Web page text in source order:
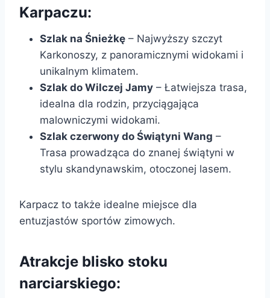
Karpaczu:
Szlak na Śnieżkę – Najwyższy szczyt
Karkonoszy, z panoramicznymi widokami i
unikalnym klimatem.
Szlak do Wilczej Jamy – Łatwiejsza trasa,
idealna dla rodzin, przyciągająca
malowniczymi widokami.
Szlak czerwony do Świątyni Wang –
Trasa prowadząca do znanej świątyni w
stylu skandynawskim, otoczonej lasem.
Karpacz to także idealne miejsce dla
entuzjastów sportów zimowych.
Atrakcje blisko stoku
narciarskiego: